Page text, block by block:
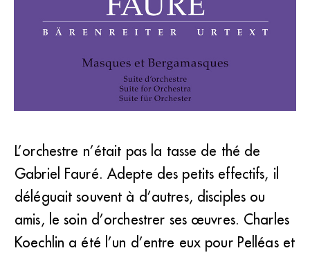
“Masques et Bergamasques” de Faurépubliée chez
Bärenreiter.
L’orchestre n’était pas la tasse de thé de
Gabriel Fauré. Adepte des petits effectifs, il
déléguait souvent à d’autres, disciples ou
amis, le soin d’orchestrer ses œuvres. Charles
Koechlin a été l’un d’entre eux pour Pelléas et